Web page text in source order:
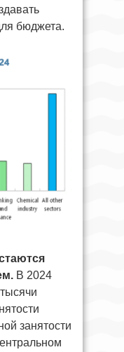
бюджета.
В 2024
занятости